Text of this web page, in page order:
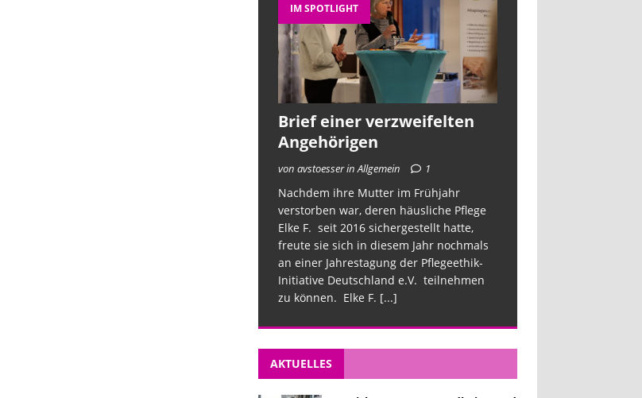
IM SPOTLIGHT
Brief einer verzweifelten
Angehörigen
von avstoesser in Allgemein 1
Nachdem ihre Mutter im Frühjahr
verstorben war, deren häusliche Pflege
Elke F. seit 2016 sichergestellt hatte,
freute sie sich in diesem Jahr nochmals
an einer Jahrestagung der Pflegeethik-
Initiative Deutschland e.V. teilnehmen
zu können. Elke F. [...]
AKTUELLES